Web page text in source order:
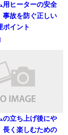
用ヒーターの安全
事故を防ぐ正しい
ポイント
の立ち上げ後にや
長く楽しむための